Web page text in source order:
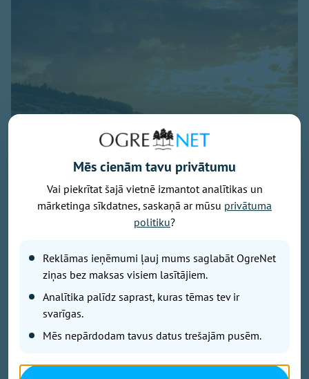
Baltijas jūra, foto - unsplash.com
Latvijā noslēdzies gada gaišākais ceturksnis un sākas
vasara sākās 7. maijā un beidzās 5. augustā, savukārt
tumšākie trīs mēneši jeb solārā ziema būs periods no
6. novembra līdz 4. februārim.
sākās 21. jūnijā, astronomiskais rudens iestāsies 23.
septembrī un noslēgsies 21. decembrī, kad būs
Mēs cienām tavu privātumu
Vai piekrītat šajā vietnē izmantot analītikas un
mārketinga sīkdatnes, saskaņā ar mūsu privātuma
politiku?
Reklāmas ieņēmumi ļauj mums saglabāt OgreNet
ziņas bez maksas visiem lasītājiem.
Analītika palīdz saprast, kuras tēmas tev ir
svarīgas.
Mēs nepārdodam tavus datus trešajām pusēm.